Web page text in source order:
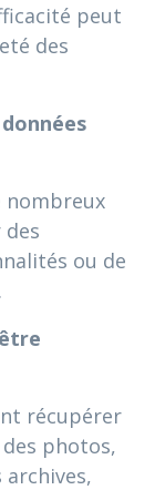
peut
des
nombreux
ou de
récupérer
photos,
archives,